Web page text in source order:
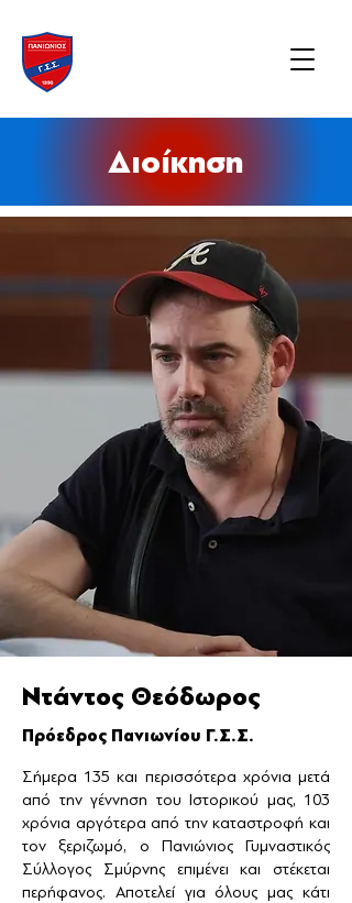
Διοίκηση
Ντάντος Θεόδωρος
Πρόεδρος Πανιωνίου Γ.Σ.Σ.
Σήμερα 135 και περισσότερα χρόνια μετά
από την γέννηση του Ιστορικού μας, 103
χρόνια αργότερα από την καταστροφή και
τον ξεριζωμό, ο Πανιώνιος Γυμναστικός
Σύλλογος Σμύρνης επιμένει και στέκεται
περήφανος. Αποτελεί για όλους μας κάτι